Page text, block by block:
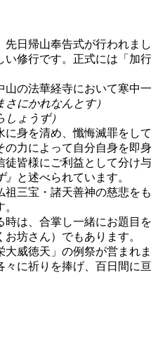
日帰山奉告式が行われまし
修行です。正式には「
の法華経寺において寒中一
にかれなんとす）
ょうず）
身を清め、懺悔滅罪を
力によって自分自身を
皆様にご利益として分け
と述べられています。
三宝・諸天善神の慈悲
は、合掌し一緒にお題目
坊さん）でもあります。
威徳天」の例祭が営ま
に祈りを捧げ、百日間に